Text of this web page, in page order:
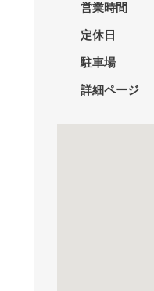
営業時間
定休日
駐車場
詳細ページ